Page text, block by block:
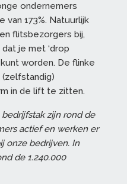
ondernemers
173%. Natuurlijk
flitsbezorgers bij,
je met ‘drop
worden. De flinke
in de lift te zitten.
zijn rond de
actief en werken er
onze bedrijven. In
de 1.240.000